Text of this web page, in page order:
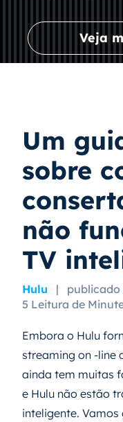
Veja
Um
sobre
não
TV
Hulu | publicado
5 Leitura de
Embora o Hulu
streaming on -line
ainda tem muitas
e Hulu não estão
inteligente.